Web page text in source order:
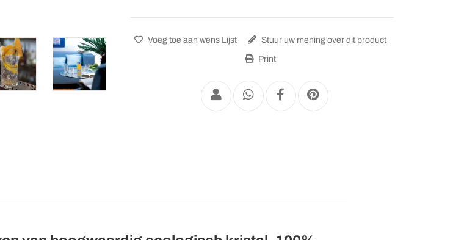
Voeg toe aan wens Lijst Stuur uw mening over dit product
Print